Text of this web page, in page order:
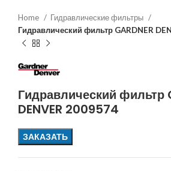
Home
Гидравлические фильтры
Гидравлический фильтр GARDNER
Гидравлический фильтр
DENVER 2009574
ЗАКАЗАТЬ